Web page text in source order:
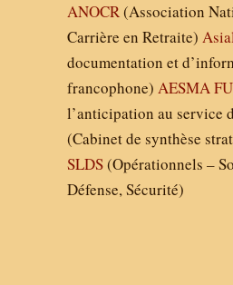
ANOCR(Association
Carrière en Retraite)
documentation et
francophone)AESMA
l’anticipation au service
(Cabinet de synthèse
SLDS(Opérationnels –
Défense, Sécurité)